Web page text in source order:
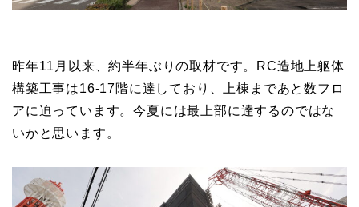
昨年11月以来、約半年ぶりの取材です。RC造地上躯体
構築工事は16-17階に達しており、上棟まであと数フロ
アに迫っています。今夏には最上部に達するのではな
いかと思います。